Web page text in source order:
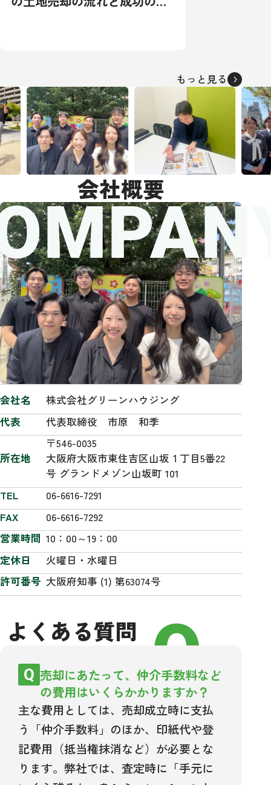
もっと見る
会社概要
会社名
株式会社グリーンハウジング
代表
代表取締役 市原 和季
所在地
〒546-0035
大阪府大阪市東住吉区山坂１丁目5番22
号 グランドメゾン山坂町 101
TEL
06-6616-7291
FAX
06-6616-7292
営業時間 10：00～19：00
定休日
火曜日・水曜日
許可番号 大阪府知事 (1) 第63074号
よくある質問
FAQ
売却にあたって、仲介手数料など
の費用はいくらかかりますか？
主な費用としては、売却成立時に支払
う「仲介手数料」のほか、印紙代や登
記費用（抵当権抹消など）が必要とな
ります。弊社では、査定時に「手元に